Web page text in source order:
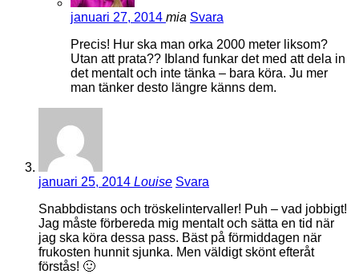
januari 27, 2014 mia Svara
Precis! Hur ska man orka 2000 meter liksom?
Utan att prata?? Ibland funkar det med att dela in
det mentalt och inte tänka – bara köra. Ju mer
man tänker desto längre känns dem.
januari 25, 2014 Louise Svara
Snabbdistans och tröskelintervaller! Puh – vad jobbigt!
Jag måste förbereda mig mentalt och sätta en tid när
jag ska köra dessa pass. Bäst på förmiddagen när
frukosten hunnit sjunka. Men väldigt skönt efteråt
förstås! 🙂